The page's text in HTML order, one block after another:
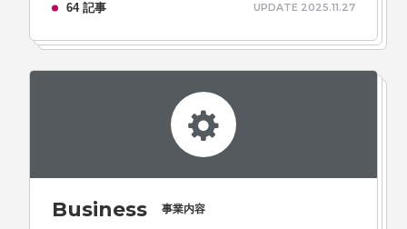
64 記事 UPDATE 2025.11.27
Business 事業内容